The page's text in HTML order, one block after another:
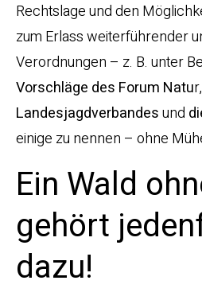
Rechtslage und den
zum Erlass weiterführender
Verordnungen – z. B. unter
Vorschläge des Forum Natu
Landesjagdverbandesund
einige zu nennen – ohne
Ein Wald
gehört
dazu!